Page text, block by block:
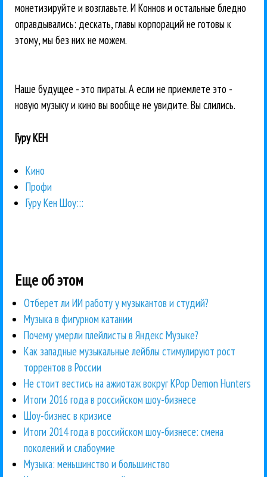
монетизируйте и возглавьте. И Коннов и остальные бледно
оправдывались: дескать, главы корпораций не готовы к
этому, мы без них не можем.
Наше будущее - это пираты. А если не приемлете это -
новую музыку и кино вы вообще не увидите. Вы слились.
Гуру КЕН
Кино
Профи
Гуру Кен Шоу:::
Еще об этом
Отберет ли ИИ работу у музыкантов и студий?
Музыка в фигурном катании
Почему умерли плейлисты в Яндекс Музыке?
Как западные музыкальные лейблы стимулируют рост
торрентов в России
Не стоит вестись на ажиотаж вокруг KPop Demon Hunters
Итоги 2016 года в российском шоу-бизнесе
Шоу-бизнес в кризисе
Итоги 2014 года в российском шоу-бизнесе: смена
поколений и слабоумие
Музыка: меньшинство и большинство